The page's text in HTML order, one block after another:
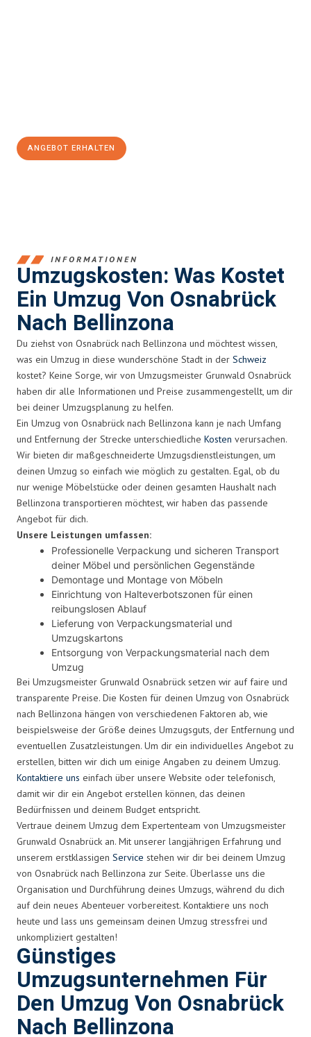
ANGEBOT ERHALTEN
INFORMATIONEN
Umzugskosten: Was Kostet
Ein Umzug Von Osnabrück
Nach Bellinzona
Du ziehst von Osnabrück nach Bellinzona und möchtest wissen,
was ein Umzug in diese wunderschöne Stadt in der Schweiz
kostet? Keine Sorge, wir von Umzugsmeister Grunwald Osnabrück
haben dir alle Informationen und Preise zusammengestellt, um dir
bei deiner Umzugsplanung zu helfen.
Ein Umzug von Osnabrück nach Bellinzona kann je nach Umfang
und Entfernung der Strecke unterschiedliche Kosten verursachen.
Wir bieten dir maßgeschneiderte Umzugsdienstleistungen, um
deinen Umzug so einfach wie möglich zu gestalten. Egal, ob du
nur wenige Möbelstücke oder deinen gesamten Haushalt nach
Bellinzona transportieren möchtest, wir haben das passende
Angebot für dich.
Unsere Leistungen umfassen:
Professionelle Verpackung und sicheren Transport
deiner Möbel und persönlichen Gegenstände
Demontage und Montage von Möbeln
Einrichtung von Halteverbotszonen für einen
reibungslosen Ablauf
Lieferung von Verpackungsmaterial und
Umzugskartons
Entsorgung von Verpackungsmaterial nach dem
Umzug
Bei Umzugsmeister Grunwald Osnabrück setzen wir auf faire und
transparente Preise. Die Kosten für deinen Umzug von Osnabrück
nach Bellinzona hängen von verschiedenen Faktoren ab, wie
beispielsweise der Größe deines Umzugsguts, der Entfernung und
eventuellen Zusatzleistungen. Um dir ein individuelles Angebot zu
erstellen, bitten wir dich um einige Angaben zu deinem Umzug.
Kontaktiere uns einfach über unsere Website oder telefonisch,
damit wir dir ein Angebot erstellen können, das deinen
Bedürfnissen und deinem Budget entspricht.
Vertraue deinem Umzug dem Expertenteam von Umzugsmeister
Grunwald Osnabrück an. Mit unserer langjährigen Erfahrung und
unserem erstklassigen Service stehen wir dir bei deinem Umzug
von Osnabrück nach Bellinzona zur Seite. Überlasse uns die
Organisation und Durchführung deines Umzugs, während du dich
auf dein neues Abenteuer vorbereitest. Kontaktiere uns noch
heute und lass uns gemeinsam deinen Umzug stressfrei und
unkompliziert gestalten!
Günstiges
Umzugsunternehmen Für
Den Umzug Von Osnabrück
Nach Bellinzona